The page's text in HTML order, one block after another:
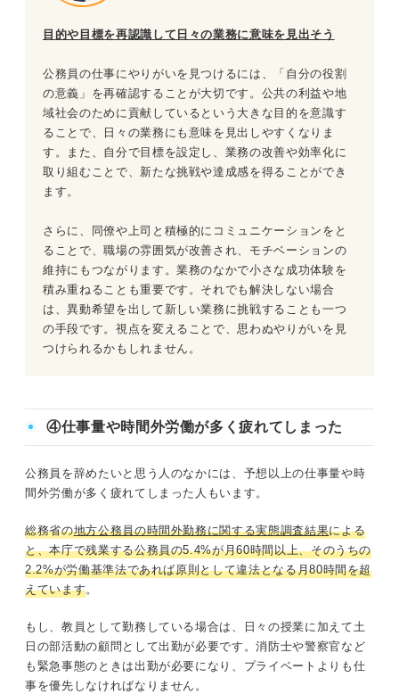
目的や目標を再認識して日々の業務に意味を見出そう
公務員の仕事にやりがいを見つけるには、「自分の役割
の意義」を再確認することが大切です。公共の利益や地
域社会のために貢献しているという大きな目的を意識す
ることで、日々の業務にも意味を見出しやすくなりま
す。また、自分で目標を設定し、業務の改善や効率化に
取り組むことで、新たな挑戦や達成感を得ることができ
ます。
さらに、同僚や上司と積極的にコミュニケーションをと
ることで、職場の雰囲気が改善され、モチベーションの
維持にもつながります。業務のなかで小さな成功体験を
積み重ねることも重要です。それでも解決しない場合
は、異動希望を出して新しい業務に挑戦することも一つ
の手段です。視点を変えることで、思わぬやりがいを見
つけられるかもしれません。
④仕事量や時間外労働が多く疲れてしまった
公務員を辞めたいと思う人のなかには、予想以上の仕事量や時
間外労働が多く疲れてしまった人もいます。
総務省の地方公務員の時間外勤務に関する実態調査結果による
と、本庁で残業する公務員の5.4%が月60時間以上、そのうちの
2.2%が労働基準法であれば原則として違法となる月80時間を超
えています。
もし、教員として勤務している場合は、日々の授業に加えて土
日の部活動の顧問として出勤が必要です。消防士や警察官など
も緊急事態のときは出勤が必要になり、プライベートよりも仕
事を優先しなければなりません。